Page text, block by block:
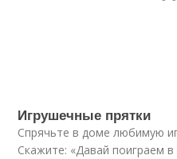
Игрушечные прятки
Спрячьте в доме любимую
Скажите: «Давай поиграем